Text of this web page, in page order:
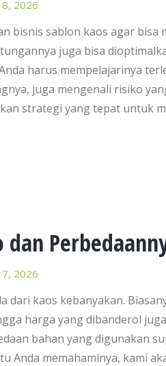
2026
bisnis sablon kaos agar bisa
juga bisa
harus mempelajarinya
juga mengenali risiko
strategi yang tepat untuk
dan
2026
dari kaos kebanyakan.
harga yang dibanderol
bahan yang digunakan
Anda memahaminya, kami